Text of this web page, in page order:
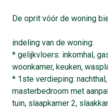
De oprit vóór de woning
indeling van de woning:
* gelijkvloers: inkomhal,
woonkamer, keuken,
* 1ste verdieping:
masterbedroom met
tuin, slaapkamer 2,